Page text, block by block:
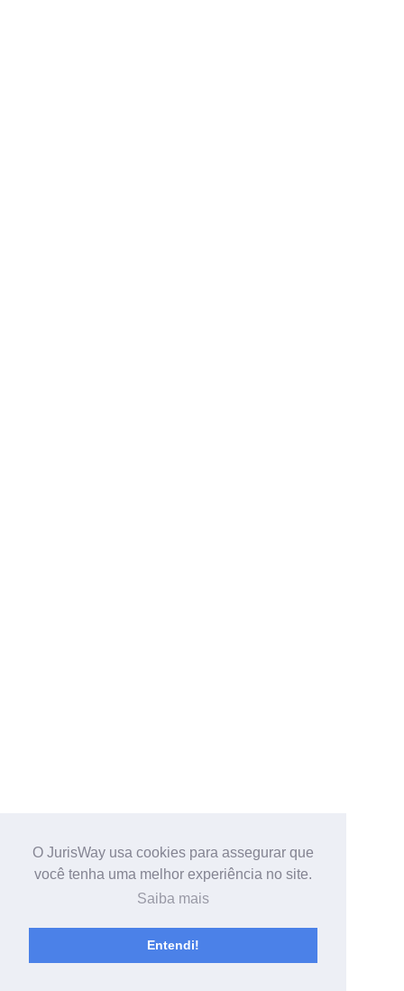
O JurisWay usa cookies para assegurar que
você tenha uma melhor experiência no site.
Saiba mais
Entendi!